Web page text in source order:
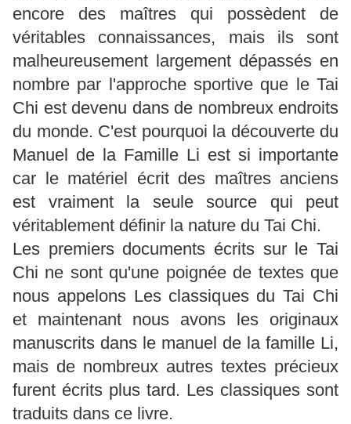
encore des maîtres qui possèdent de
véritables connaissances, mais ils sont
malheureusement largement dépassés en
nombre par l'approche sportive que le Tai
Chi est devenu dans de nombreux endroits
du monde. C'est pourquoi la découverte du
Manuel de la Famille Li est si importante
car le matériel écrit des maîtres anciens
est vraiment la seule source qui peut
véritablement définir la nature du Tai Chi.
Les premiers documents écrits sur le Tai
Chi ne sont qu'une poignée de textes que
nous appelons Les classiques du Tai Chi
et maintenant nous avons les originaux
manuscrits dans le manuel de la famille Li,
mais de nombreux autres textes précieux
furent écrits plus tard. Les classiques sont
traduits dans ce livre.